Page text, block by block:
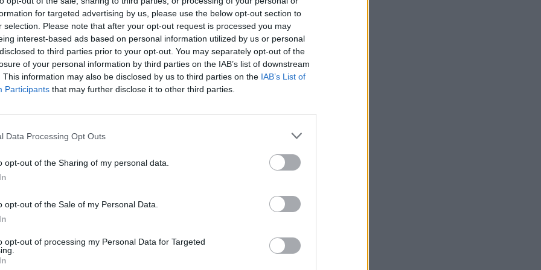
for targeted advertising by us, please use the below opt-out section to
selection. Please note that after your opt-out request is processed you may
interest-based ads based on personal information utilized by us or personal
to third parties prior to your opt-out. You may separately opt-out of the
of your personal information by third parties on the IAB’s list of downstream
This information may also be disclosed by us to third parties on the IAB’s List of
Participants that may further disclose it to other third parties.
Data Processing Opt Outs
opt-out of the Sharing of my personal data.
opt-out of the Sale of my Personal Data.
opt-out of processing my Personal Data for Targeted
ötleteket!
a gyakorlatba? Érdekel a tőzsde, a kereskedés? Kezd el a
Markets demószámlaletöltése itt. (X)
egyik legnagyobb akciófilm sikere volt
az Ál/Arc című film, amely az
csak a
Mivel akkoriban még streaming szolgáltatók vagy akár torrent oldalak
így ezt az összeget még jócskán meg lehetett fejelni a DVD eladások és
A producerek semmit sem bíztak a véletlenre. A rendezésre a Hong
mágusát, az akciómozit művészi szintre emelő John Woo-t kérték fel, aki
döntötte el, hogy nem fog ellenállni a csábításnak és hajlandó